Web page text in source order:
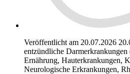
Veröffentlicht am 20.07.2026
entzündliche
Ernährung, Hauterkrankungen,
Neurologische Erkrankungen,